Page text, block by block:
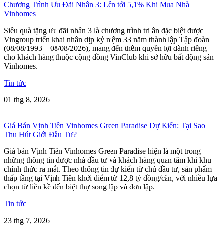
Chương Trình Ưu Đãi Nhân 3: Lên tới 5,1% Khi Mua Nhà
Vinhomes
Siêu quà tặng ưu đãi nhân 3 là chương trình tri ân đặc biệt được
Vingroup triển khai nhân dịp kỷ niệm 33 năm thành lập Tập đoàn
(08/08/1993 – 08/08/2026), mang đến thêm quyền lợi dành riêng
cho khách hàng thuộc cộng đồng VinClub khi sở hữu bất động sản
Vinhomes.
Tin tức
01 thg 8, 2026
Giá Bán Vịnh Tiên Vinhomes Green Paradise Dự Kiến: Tại Sao
Thu Hút Giới Đầu Tư?
Giá bán Vịnh Tiên Vinhomes Green Paradise hiện là một trong
những thông tin được nhà đầu tư và khách hàng quan tâm khi khu
chính thức ra mắt. Theo thông tin dự kiến từ chủ đầu tư, sản phẩm
thấp tầng tại Vịnh Tiên khởi điểm từ 12,8 tỷ đồng/căn, với nhiều lựa
chọn từ liền kề đến biệt thự song lập và đơn lập.
Tin tức
23 thg 7, 2026